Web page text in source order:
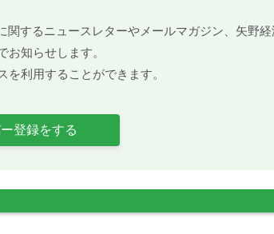
するニュースレターやメールマガジン、矢野
知らせします。
利用することができます。
登録をする